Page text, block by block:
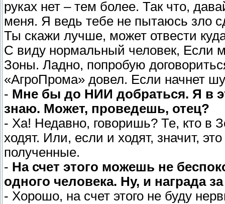
руках нет – тем более. Так что,
меня. Я ведь тебе не пытаюсь зло
Ты скажи лучше, может отвести
С виду нормальный человек, Если
Зоны. Ладно, попробую
«АгроПрома» довел. Если начнет
- Мне бы до НИИ добраться. Я в
знаю. Может, проведешь, отец?
- Ха! Недавно, говоришь? Те, кто в
ходят. Или, если и ходят, значит,
полученные.
- На счет этого можешь не
одного человека. Ну, и награда
- Хорошо, на счет этого не буду